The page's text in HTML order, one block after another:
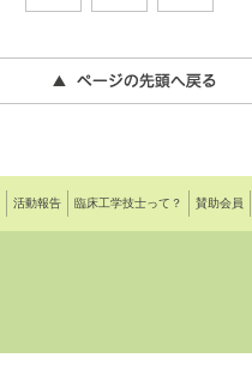
活動報告 臨床工学技士って？ 賛助会員